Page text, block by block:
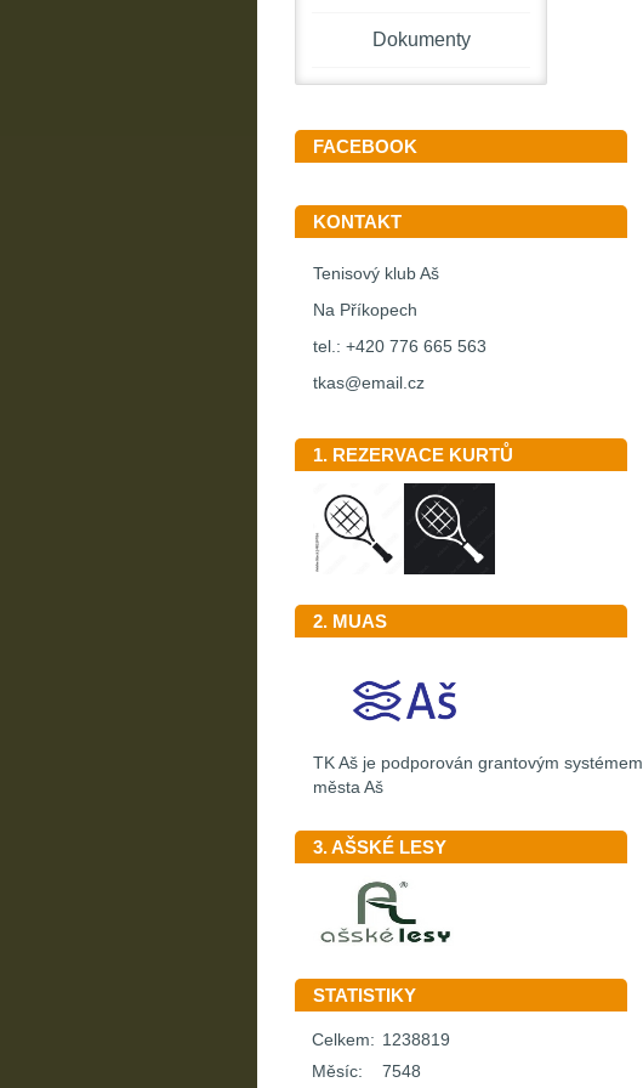
Dokumenty
FACEBOOK
KONTAKT
Tenisový klub Aš
Na Příkopech
tel.: +420 776 665 563
tkas@email.cz
1. REZERVACE KURTŮ
2. MUAS
TK Aš je podporován grantovým systémem
města Aš
3. AŠSKÉ LESY
STATISTIKY
Celkem: 1238819
Měsíc:
7548